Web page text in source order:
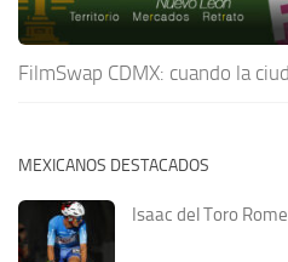
FilmSwap CDMX: cuando la
MEXICANOS DESTACADOS
Isaac del Toro